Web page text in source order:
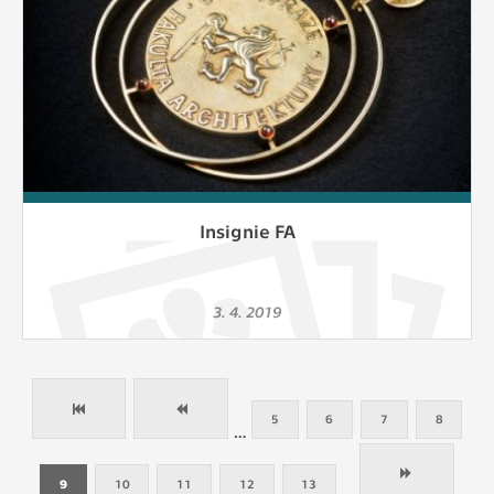
Insignie FA
3. 4. 2019
…
5 6 7 8
9 10 11 12 13